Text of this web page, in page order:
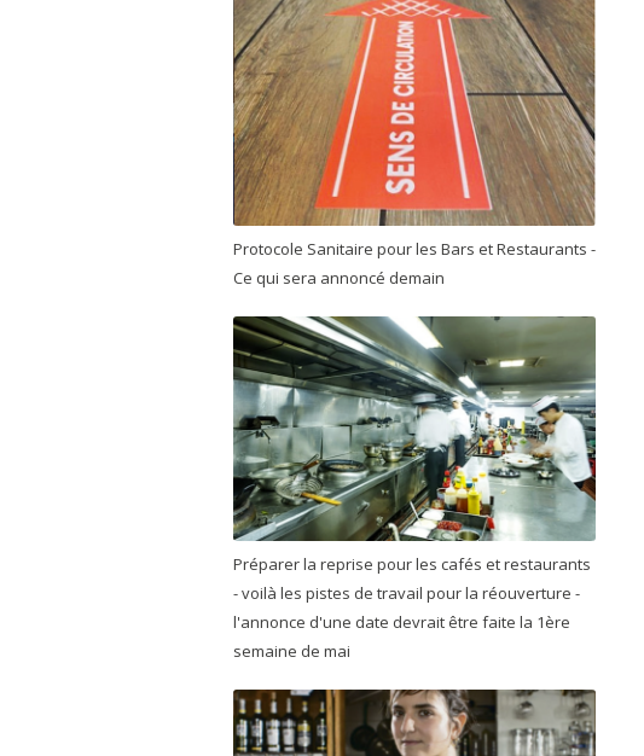
Protocole Sanitaire pour les Bars et Restaurants -
Ce qui sera annoncé demain
Préparer la reprise pour les cafés et restaurants
- voilà les pistes de travail pour la réouverture -
l'annonce d'une date devrait être faite la 1ère
semaine de mai